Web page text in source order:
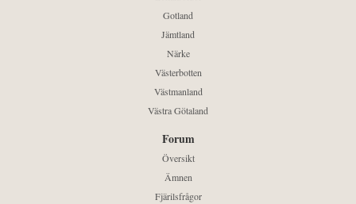
Gotland
Jämtland
Närke
Västerbotten
Västmanland
Västra Götaland
Forum
Översikt
Ämnen
Fjärilsfrågor